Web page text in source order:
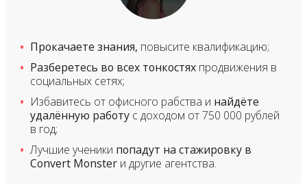
Прокачаете знания, повысите квалификацию;
Разберетесь во всех тонкостяхпродвижения в
социальных сетях;
Избавитесь от офисного рабства и найдёте
удалённую работус доходом от 750 000 рублей
в год;
Лучшие ученики попадут на стажировку в
Convert Monsterи другие агентства.